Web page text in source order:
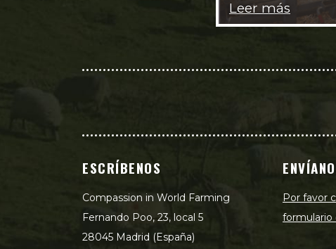
Leer más
ESCRÍBENOS
Compassion in World Farming
Fernando Poo, 23, local 5
28045 Madrid (España)
Por favor
formulario